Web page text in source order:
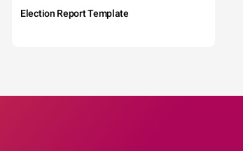
Election Report Template